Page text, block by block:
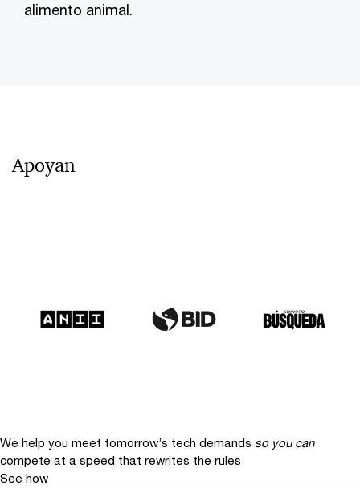
alimento animal.
Apoyan
We help you meet tomorrow’s tech demands so you can
compete at a speed that rewrites the rules
See how